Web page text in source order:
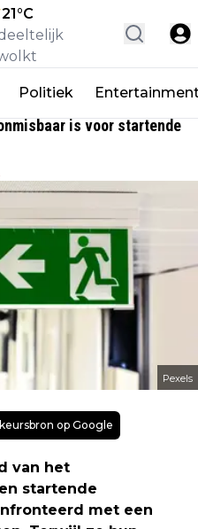
21°C
Politiek
is voor startende
Pexels
op Google
van het
startende
met een